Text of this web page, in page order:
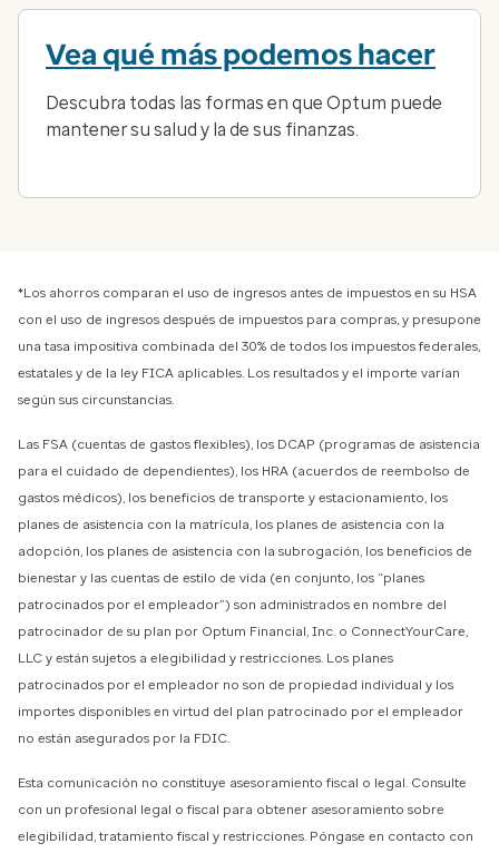
Vea qué más podemos hacer
Descubra todas las formas en que Optum puede
mantener su salud y la de sus finanzas.
*Los ahorros comparan el uso de ingresos antes de impuestos en su HSA
con el uso de ingresos después de impuestos para compras, y presupone
una tasa impositiva combinada del 30% de todos los impuestos federales,
estatales y de la ley FICA aplicables. Los resultados y el importe varían
según sus circunstancias.
Las FSA (cuentas de gastos flexibles), los DCAP (programas de asistencia
para el cuidado de dependientes), los HRA (acuerdos de reembolso de
gastos médicos), los beneficios de transporte y estacionamiento, los
planes de asistencia con la matrícula, los planes de asistencia con la
adopción, los planes de asistencia con la subrogación, los beneficios de
bienestar y las cuentas de estilo de vida (en conjunto, los “planes
patrocinados por el empleador”) son administrados en nombre del
patrocinador de su plan por Optum Financial, Inc. o ConnectYourCare,
LLC y están sujetos a elegibilidad y restricciones. Los planes
patrocinados por el empleador no son de propiedad individual y los
importes disponibles en virtud del plan patrocinado por el empleador
no están asegurados por la FDIC.
Esta comunicación no constituye asesoramiento fiscal o legal. Consulte
con un profesional legal o fiscal para obtener asesoramiento sobre
elegibilidad, tratamiento fiscal y restricciones. Póngase en contacto con